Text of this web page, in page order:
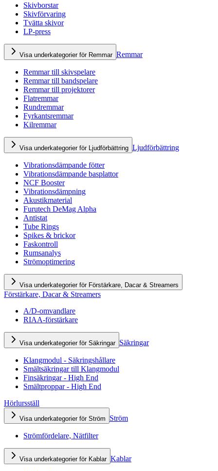
Skivborstar
Skivförvaring
Tvätta skivor
LP-press
Visa underkategorier för Remmar Remmar
Remmar till skivspelare
Remmar till bandspelare
Remmar till projektorer
Flatremmar
Rundremmar
Fyrkantsremmar
Kilremmar
Visa underkategorier för Ljudförbättring Ljudförbättring
Vibrationsdämpande fötter
Vibrationsdämpande basplattor
NCF Booster
Vibrationsdämpning
Akustikmaterial
Furutech DeMag Alpha
Antistat
Tube Rings
Spikes & brickor
Faskontroll
Rumsanalys
Strömoptimering
Visa underkategorier för Förstärkare, Dacar & Streamers
Förstärkare, Dacar & Streamers
A/D-omvandlare
RIAA-förstärkare
Visa underkategorier för Säkringar Säkringar
Klangmodul - Säkringshållare
Smältsäkringar till Klangmodul
Finsäkringar - High End
Smältproppar - High End
Hörlursställ
Visa underkategorier för Ström Ström
Strömfördelare, Nätfilter
Visa underkategorier för Kablar Kablar